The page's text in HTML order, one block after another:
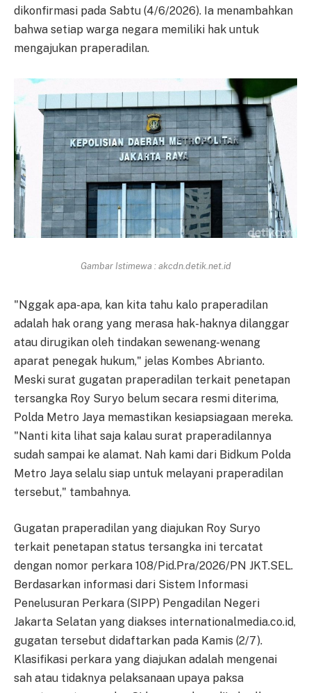
dikonfirmasi pada Sabtu (4/6/2026). Ia menambahkan
bahwa setiap warga negara memiliki hak untuk
mengajukan praperadilan.
Gambar Istimewa : akcdn.detik.net.id
"Nggak apa-apa, kan kita tahu kalo praperadilan
adalah hak orang yang merasa hak-haknya dilanggar
atau dirugikan oleh tindakan sewenang-wenang
aparat penegak hukum," jelas Kombes Abrianto.
Meski surat gugatan praperadilan terkait penetapan
tersangka Roy Suryo belum secara resmi diterima,
Polda Metro Jaya memastikan kesiapsiagaan mereka.
"Nanti kita lihat saja kalau surat praperadilannya
sudah sampai ke alamat. Nah kami dari Bidkum Polda
Metro Jaya selalu siap untuk melayani praperadilan
tersebut," tambahnya.
Gugatan praperadilan yang diajukan Roy Suryo
terkait penetapan status tersangka ini tercatat
dengan nomor perkara 108/Pid.Pra/2026/PN JKT.SEL.
Berdasarkan informasi dari Sistem Informasi
Penelusuran Perkara (SIPP) Pengadilan Negeri
Jakarta Selatan yang diakses internationalmedia.co.id,
gugatan tersebut didaftarkan pada Kamis (2/7).
Klasifikasi perkara yang diajukan adalah mengenai
sah atau tidaknya pelaksanaan upaya paksa